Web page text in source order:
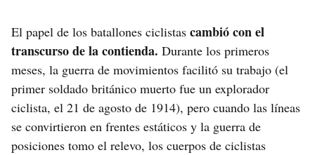
El papel de los batallones ciclistas cambió con el
transcurso de la contienda. Durante los primeros
meses, la guerra de movimientos facilitó su trabajo (el
primer soldado británico muerto fue un explorador
ciclista, el 21 de agosto de 1914), pero cuando las líneas
se convirtieron en frentes estáticos y la guerra de
posiciones tomo el relevo, los cuerpos de ciclistas